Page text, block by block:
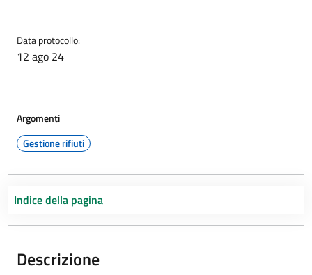
Data protocollo:
12 ago 24
Argomenti
Gestione rifiuti
Indice della pagina
Descrizione